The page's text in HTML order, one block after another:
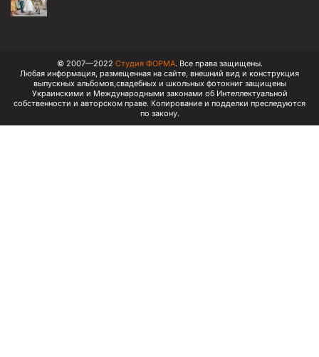
© 2007—2022 Студия ФОРМА. Все права защищены.
Любая информация, размещенная на сайте, внешний вид и конструкция
выпускных альбомов,свадебных и школьных фотокниг защищены
Украинскими и Международными законами об Интеллектуальной
собственности и авторском праве. Копирование и подделки преследуются
по закону.